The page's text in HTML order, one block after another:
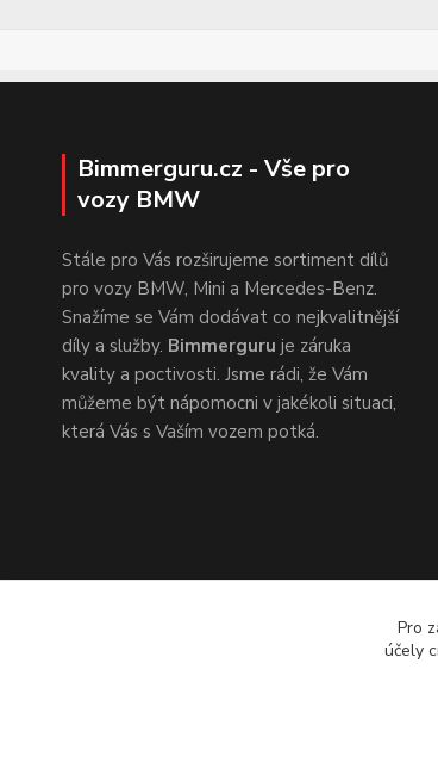
Bimmerguru.cz - Vše pro
vozy BMW
Stále pro Vás rozširujeme sortiment dílů
pro vozy BMW, Mini a Mercedes-Benz.
Snažíme se Vám dodávat co nejkvalitnější
díly a služby. Bimmerguru je záruka
kvality a poctivosti. Jsme rádi, že Vám
můžeme být nápomocni v jakékoli situaci,
která Vás s Vaším vozem potká.
Pro
účely